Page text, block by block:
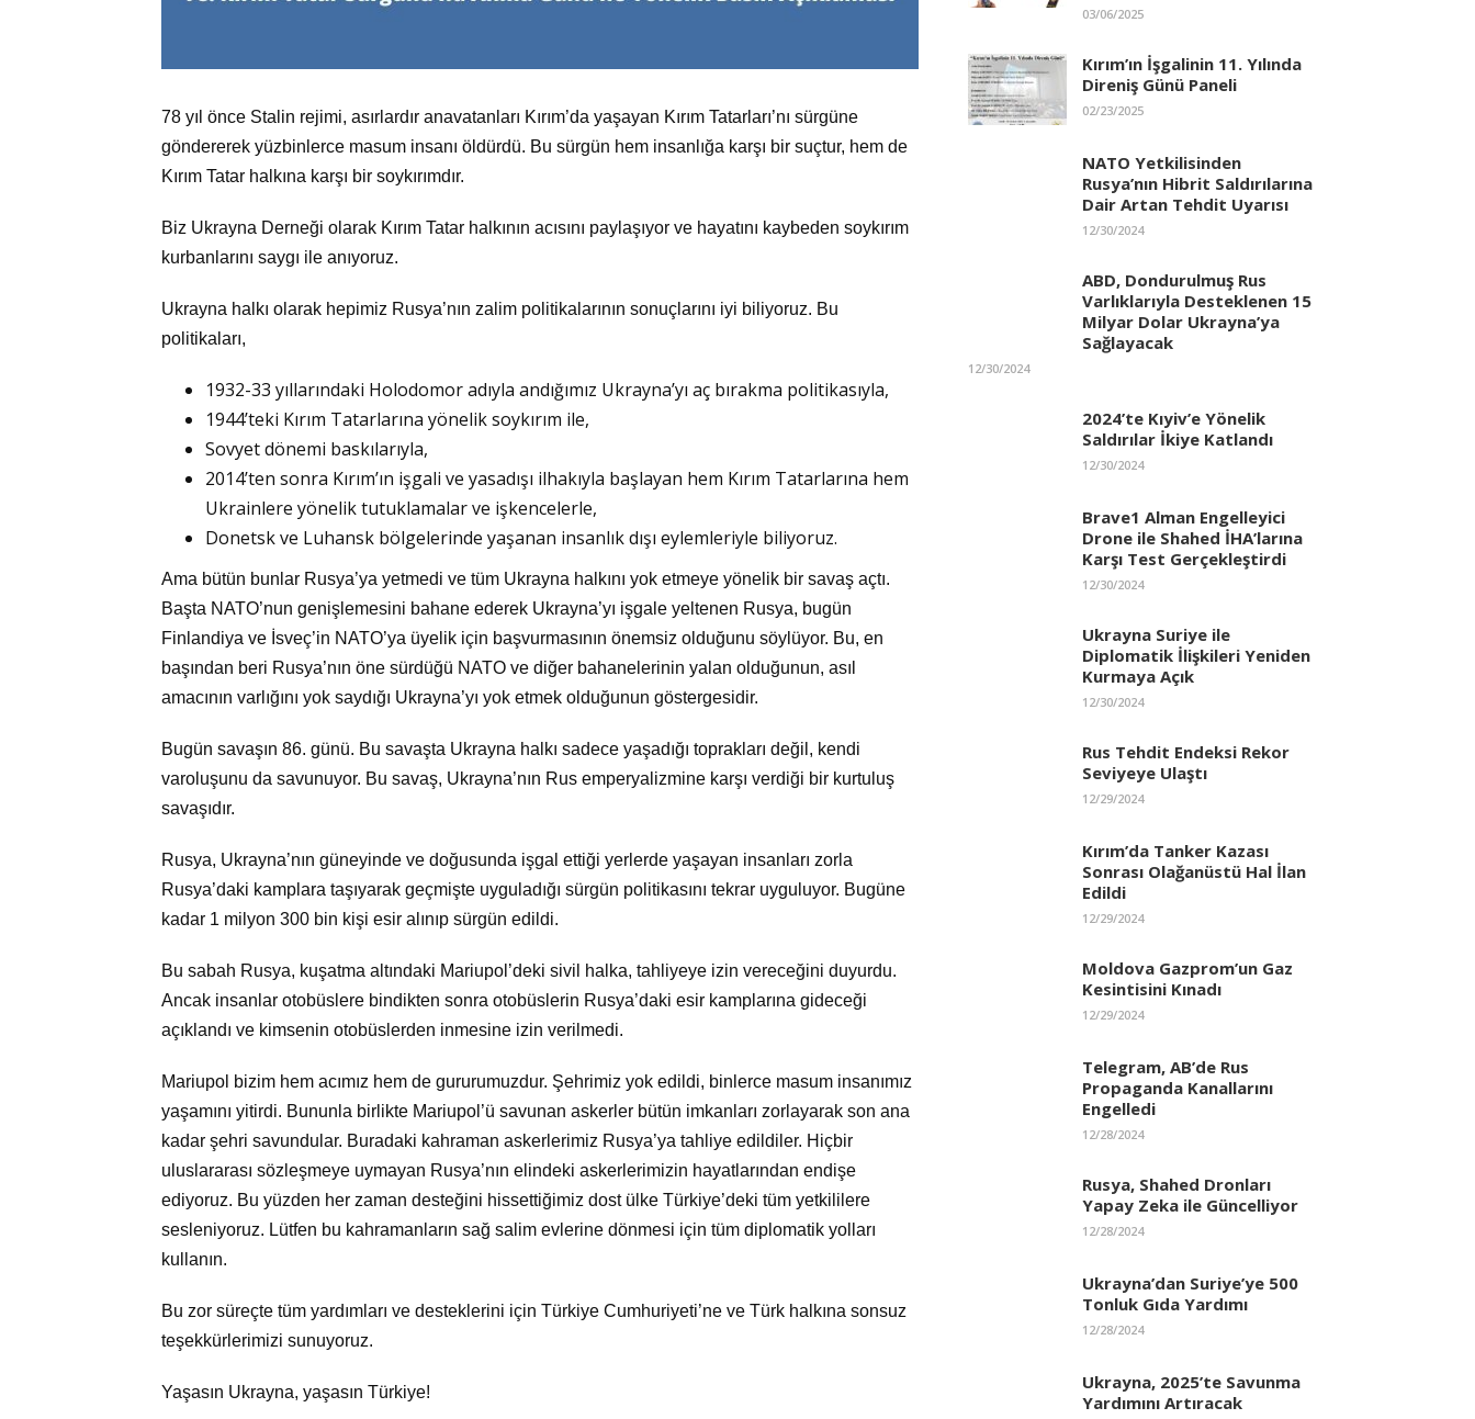
78 yıl önce Stalin rejimi, asırlardır anavatanları Kırım’da yaşayan Kırım Tatarları’nı sürgüne
göndererek yüzbinlerce masum insanı öldürdü. Bu sürgün hem insanlığa karşı bir suçtur, hem de
Kırım Tatar halkına karşı bir soykırımdır.
Biz Ukrayna Derneği olarak Kırım Tatar halkının acısını paylaşıyor ve hayatını kaybeden soykırım
kurbanlarını saygı ile anıyoruz.
Ukrayna halkı olarak hepimiz Rusya’nın zalim politikalarının sonuçlarını iyi biliyoruz. Bu
politikaları,
1932-33 yıllarındaki Holodomor adıyla andığımız Ukrayna’yı aç bırakma politikasıyla,
1944’teki Kırım Tatarlarına yönelik soykırım ile,
Sovyet dönemi baskılarıyla,
2014’ten sonra Kırım’ın işgali ve yasadışı ilhakıyla başlayan hem Kırım Tatarlarına hem
Ukrainlere yönelik tutuklamalar ve işkencelerle,
Donetsk ve Luhansk bölgelerinde yaşanan insanlık dışı eylemleriyle biliyoruz.
Ama bütün bunlar Rusya’ya yetmedi ve tüm Ukrayna halkını yok etmeye yönelik bir savaş açtı.
Başta NATO’nun genişlemesini bahane ederek Ukrayna’yı işgale yeltenen Rusya, bugün
Finlandiya ve İsveç’in NATO’ya üyelik için başvurmasının önemsiz olduğunu söylüyor. Bu, en
başından beri Rusya’nın öne sürdüğü NATO ve diğer bahanelerinin yalan olduğunun, asıl
amacının varlığını yok saydığı Ukrayna’yı yok etmek olduğunun göstergesidir.
Bugün savaşın 86. günü. Bu savaşta Ukrayna halkı sadece yaşadığı toprakları değil, kendi
varoluşunu da savunuyor. Bu savaş, Ukrayna’nın Rus emperyalizmine karşı verdiği bir kurtuluş
savaşıdır.
Rusya, Ukrayna’nın güneyinde ve doğusunda işgal ettiği yerlerde yaşayan insanları zorla
Rusya’daki kamplara taşıyarak geçmişte uyguladığı sürgün politikasını tekrar uyguluyor. Bugüne
kadar 1 milyon 300 bin kişi esir alınıp sürgün edildi.
Bu sabah Rusya, kuşatma altındaki Mariupol’deki sivil halka, tahliyeye izin vereceğini duyurdu.
Ancak insanlar otobüslere bindikten sonra otobüslerin Rusya’daki esir kamplarına gideceği
açıklandı ve kimsenin otobüslerden inmesine izin verilmedi.
Mariupol bizim hem acımız hem de gururumuzdur. Şehrimiz yok edildi, binlerce masum insanımız
yaşamını yitirdi. Bununla birlikte Mariupol’ü savunan askerler bütün imkanları zorlayarak son ana
kadar şehri savundular. Buradaki kahraman askerlerimiz Rusya’ya tahliye edildiler. Hiçbir
uluslararası sözleşmeye uymayan Rusya’nın elindeki askerlerimizin hayatlarından endişe
ediyoruz. Bu yüzden her zaman desteğini hissettiğimiz dost ülke Türkiye’deki tüm yetkililere
sesleniyoruz. Lütfen bu kahramanların sağ salim evlerine dönmesi için tüm diplomatik yolları
kullanın.
Bu zor süreçte tüm yardımları ve desteklerini için Türkiye Cumhuriyeti’ne ve Türk halkına sonsuz
teşekkürlerimizi sunuyoruz.
Yaşasın Ukrayna, yaşasın Türkiye!
03/06/2025
Kırım’ın İşgalinin 11. Yılında
Direniş Günü Paneli
02/23/2025
NATO Yetkilisinden
Rusya’nın Hibrit Saldırılarına
Dair Artan Tehdit Uyarısı
12/30/2024
ABD, Dondurulmuş Rus
Varlıklarıyla Desteklenen 15
Milyar Dolar Ukrayna’ya
Sağlayacak
12/30/2024
2024’te Kıyiv’e Yönelik
Saldırılar İkiye Katlandı
12/30/2024
Brave1 Alman Engelleyici
Drone ile Shahed İHA’larına
Karşı Test Gerçekleştirdi
12/30/2024
Ukrayna Suriye ile
Diplomatik İlişkileri Yeniden
Kurmaya Açık
12/30/2024
Rus Tehdit Endeksi Rekor
Seviyeye Ulaştı
12/29/2024
Kırım’da Tanker Kazası
Sonrası Olağanüstü Hal İlan
Edildi
12/29/2024
Moldova Gazprom’un Gaz
Kesintisini Kınadı
12/29/2024
Telegram, AB’de Rus
Propaganda Kanallarını
Engelledi
12/28/2024
Rusya, Shahed Dronları
Yapay Zeka ile Güncelliyor
12/28/2024
Ukrayna’dan Suriye’ye 500
Tonluk Gıda Yardımı
12/28/2024
Ukrayna, 2025’te Savunma
Yardımını Artıracak